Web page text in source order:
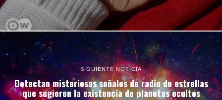
SIGUIENTE NOTICIA
Detectan misteriosas señales de radio de estrellas
que sugieren la existencia de planetas ocultos